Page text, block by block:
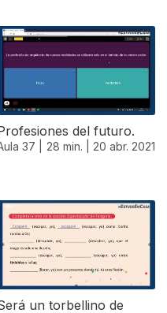
del futuro.
37 | 28 min. | 20 abr. 2021
un torbellino de